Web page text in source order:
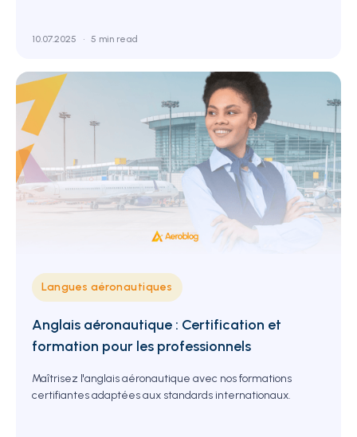
10.07.2025 • 5 min read
Langues aéronautiques
Anglais aéronautique : Certification et
formation pour les professionnels
Maîtrisez l'anglais aéronautique avec nos formations
certifiantes adaptées aux standards internationaux.